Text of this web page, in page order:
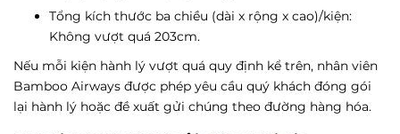
Tổng kích thước ba chiều (dài x rộng x cao)/kiện:
Không vượt quá 203cm.
Nếu mỗi kiện hành lý vượt quá quy định kể trên, nhân viên
Bamboo Airways được phép yêu cầu quý khách đóng gói
lại hành lý hoặc đề xuất gửi chúng theo đường hàng hóa.